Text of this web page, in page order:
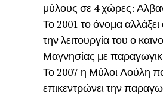
μύλους σε 4 χώρες:
Το 2001 το όνομα
την λειτουργία του ο
Μαγνησίας με
Το 2007 η Μύλοι Λούλη
επικεντρώνει την